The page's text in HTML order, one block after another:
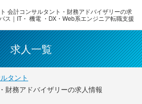
会計コンサルタント・財務アドバイザリーの求
ス｜IT・ 機電 ・DX・Web系エンジニア転職支援
求人一覧
タント
財務アドバイザリーの求人情報